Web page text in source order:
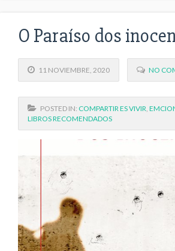
O Paraíso dos
11 NOVIEMBRE, 2020 NO
POSTED IN: COMPARTIR ES VIVIR,
LIBROS RECOMENDADOS